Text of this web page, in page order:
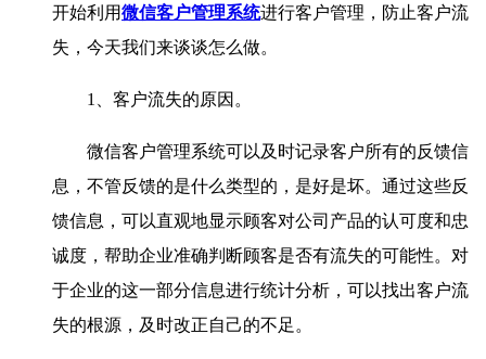
开始利用微信客户管理系统进行客户管理，防止客户流
失，今天我们来谈谈怎么做。
1、客户流失的原因。
微信客户管理系统可以及时记录客户所有的反馈信
息，不管反馈的是什么类型的，是好是坏。通过这些反
馈信息，可以直观地显示顾客对公司产品的认可度和忠
诚度，帮助企业准确判断顾客是否有流失的可能性。对
于企业的这一部分信息进行统计分析，可以找出客户流
失的根源，及时改正自己的不足。